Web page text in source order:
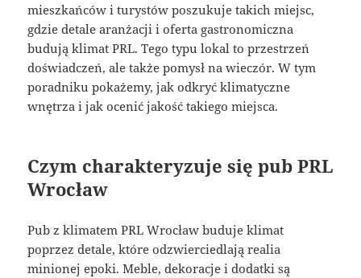
mieszkańców i turystów poszukuje takich miejsc,
gdzie detale aranżacji i oferta gastronomiczna
budują klimat PRL. Tego typu lokal to przestrzeń
doświadczeń, ale także pomysł na wieczór. W tym
poradniku pokażemy, jak odkryć klimatyczne
wnętrza i jak ocenić jakość takiego miejsca.
Czym charakteryzuje się pub PRL
Wrocław
Pub z klimatem PRL Wrocław buduje klimat
poprzez detale, które odzwierciedlają realia
minionej epoki. Meble, dekoracje i dodatki są